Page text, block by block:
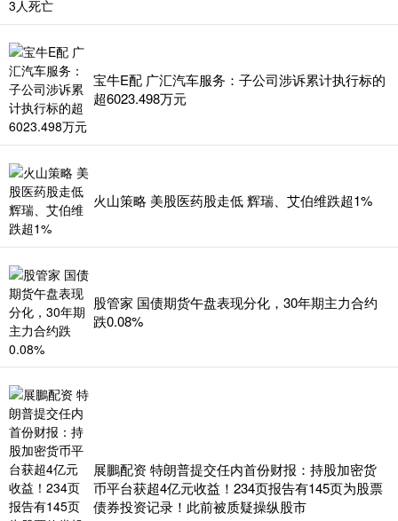
宝牛E配 广汇汽车服务：子公司涉诉累计执行标的
超6023.498万元
火山策略 美股医药股走低 辉瑞、艾伯维跌超1%
股管家 国债期货午盘表现分化，30年期主力合约
跌0.08%
展鵬配资 特朗普提交任内首份财报：持股加密货
币平台获超4亿元收益！234页报告有145页为股票
债券投资记录！此前被质疑操纵股市